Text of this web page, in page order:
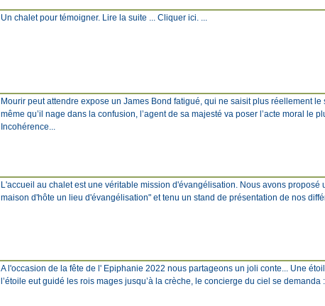
Un chalet pour témoigner. Lire la suite ... Cliquer ici. ...
Mourir peut attendre expose un James Bond fatigué, qui ne saisit plus réellement
même qu’il nage dans la confusion, l’agent de sa majesté va poser l’acte moral le
Incohérence...
L'accueil au chalet est une véritable mission d'évangélisation. Nous avons proposé
maison d'hôte un lieu d'évangélisation" et tenu un stand de présentation de nos
A l'occasion de la fête de l' Epiphanie 2022 nous partageons un joli conte... Une
l’étoile eut guidé les rois mages jusqu’à la crèche, le concierge du ciel se